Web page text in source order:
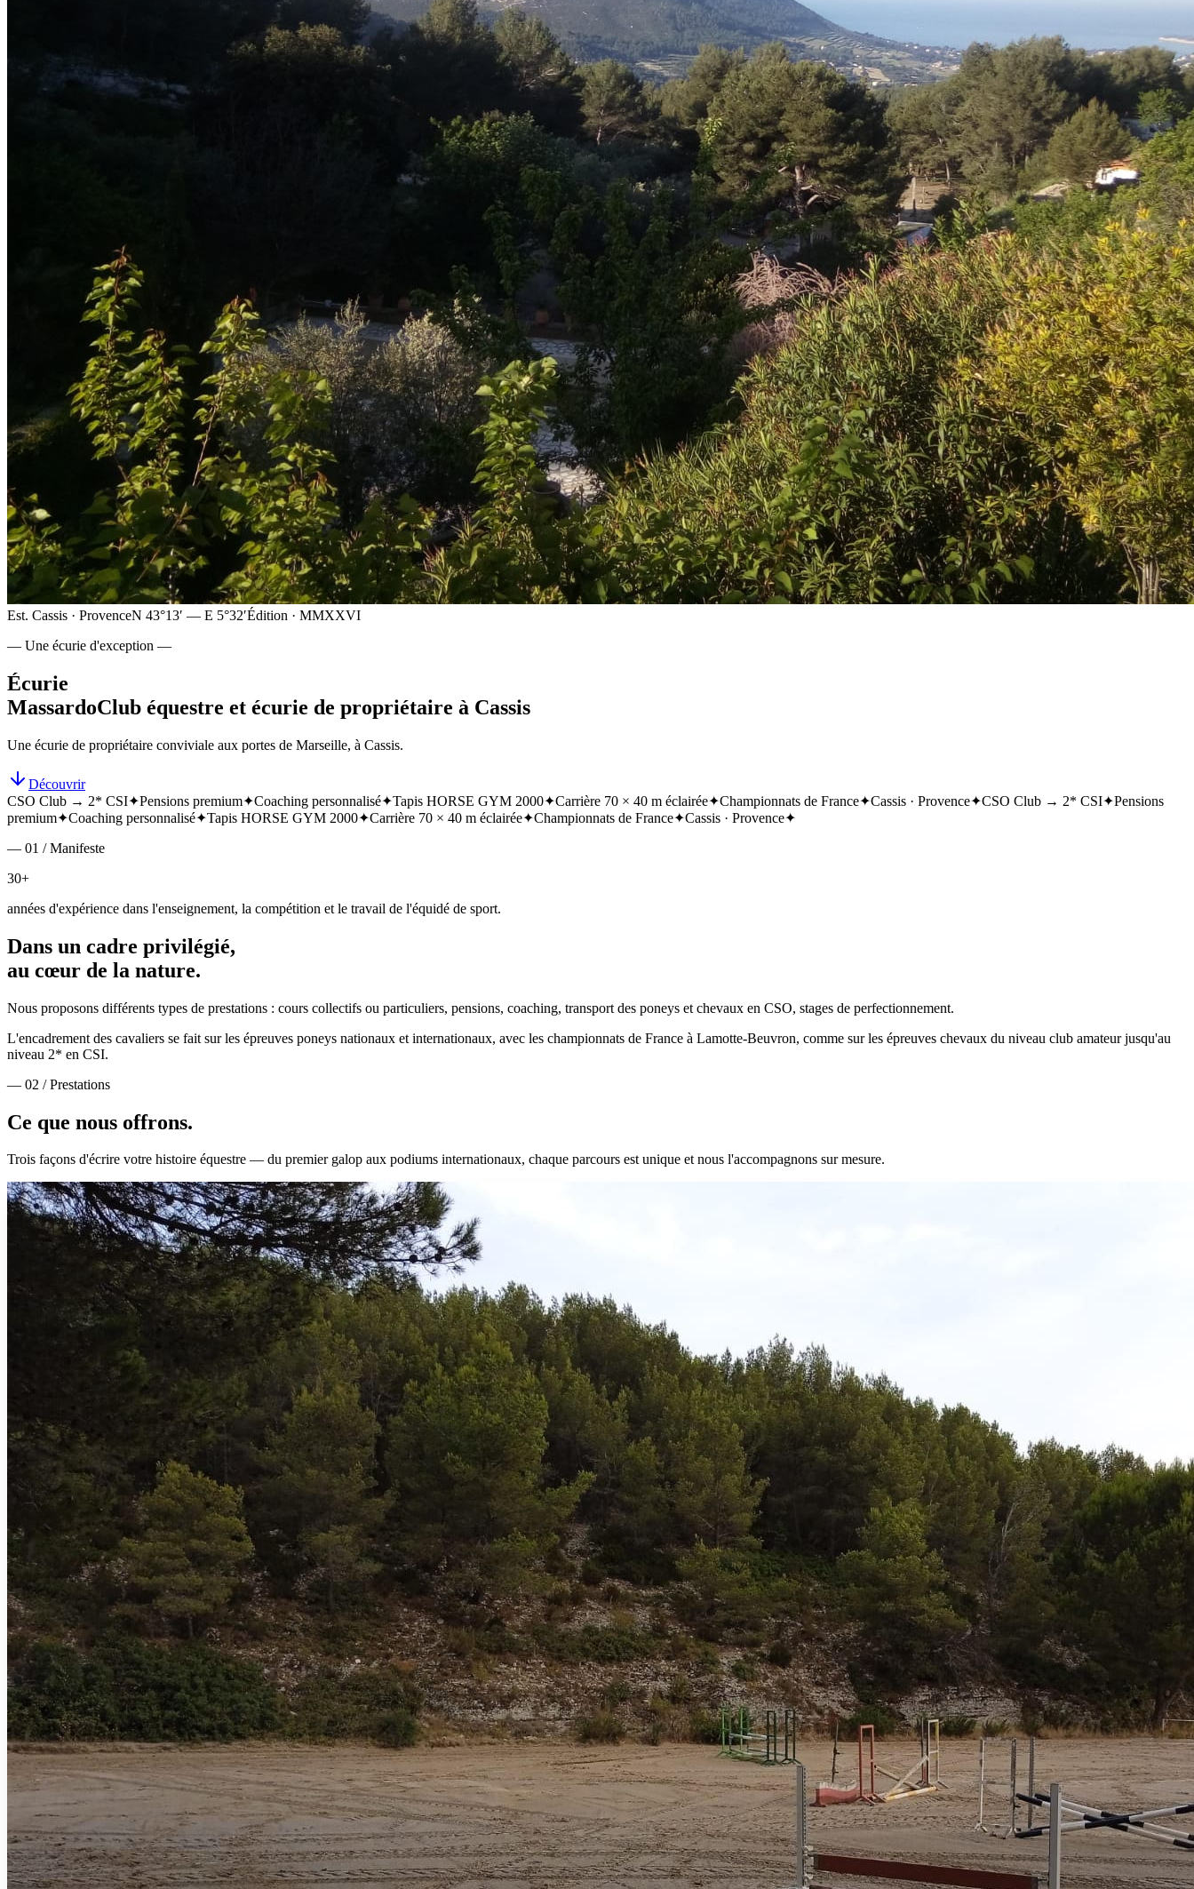
Est. Cassis · ProvenceN 43°13′ — E 5°32′Édition · MMXXVI
— Une écurie d'exception —
Écurie
MassardoClub équestre et écurie de propriétaire à Cassis
Une écurie de propriétaire conviviale aux portes de Marseille, à Cassis.
Découvrir
CSO Club → 2* CSI✦Pensions premium✦Coaching personnalisé✦Tapis HORSE GYM 2000✦Carrière 70 × 40 m éclairée✦Championnats de France✦Cassis · Provence✦CSO Club → 2* CSI✦Pensions
premium✦Coaching personnalisé✦Tapis HORSE GYM 2000✦Carrière 70 × 40 m éclairée✦Championnats de France✦Cassis · Provence✦
— 01 / Manifeste
30+
années d'expérience dans l'enseignement, la compétition et le travail de l'équidé de sport.
Dans un cadre privilégié,
au cœur de la nature.
Nous proposons différents types de prestations : cours collectifs ou particuliers, pensions, coaching, transport des poneys et chevaux en CSO, stages de perfectionnement.
L'encadrement des cavaliers se fait sur les épreuves poneys nationaux et internationaux, avec les championnats de France à Lamotte-Beuvron, comme sur les épreuves chevaux du niveau club amateur jusqu'au
niveau 2* en CSI.
— 02 / Prestations
Ce que nous offrons.
Trois façons d'écrire votre histoire équestre — du premier galop aux podiums internationaux, chaque parcours est unique et nous l'accompagnons sur mesure.